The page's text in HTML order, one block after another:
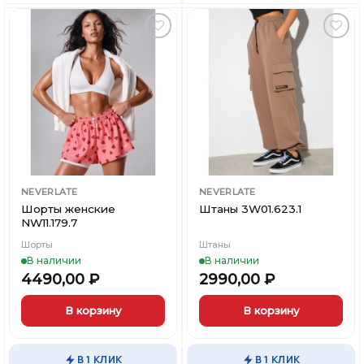
вариаций.
Опции
можно
выбрать
на
странице
товара.
вариаций.
выбрать
странице
Добавить
Вишлист
NEVERLATE
Шорты женские
NW11.179.7
Шорты
В наличии
4490,00 ₽
В корзину
В 1 КЛИК
Вишлист
NEVERLATE
Штаны 3W01.623.1
Штаны
В наличии
2990,00 ₽
В корзину
В 1 КЛИК